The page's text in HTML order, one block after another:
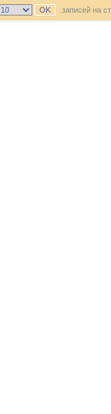
записей на